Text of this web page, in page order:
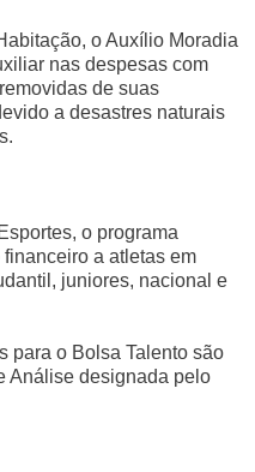
o Auxílio Moradia
nas despesas com
de suas
a desastres naturais
o programa
a atletas em
juniores, nacional e
para o Bolsa Talento são
Análise designada pelo